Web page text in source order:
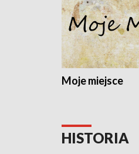
Moje miejsce
HISTORIA